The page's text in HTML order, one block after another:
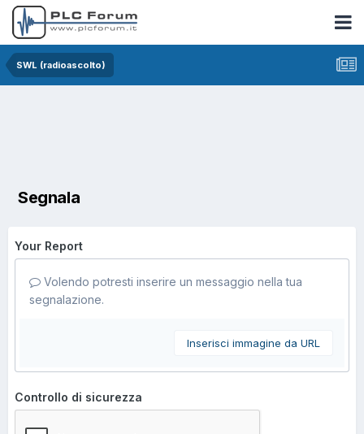
SWL (radioascolto)
Segnala
Your Report
Volendo potresti inserire un messaggio nella tua
segnalazione.
Inserisci immagine da URL
Controllo di sicurezza